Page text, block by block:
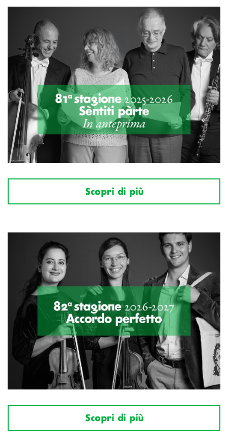
Scopri di più
Scopri di più